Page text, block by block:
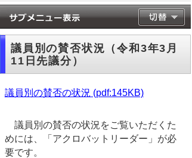
議員別の賛否状況（令和3年3月
11日先議分）
議員別の賛否の状況 (pdf:145KB)
議員別の賛否の状況をご覧いただくた
めには、「アクロバットリーダー」が必
要です。